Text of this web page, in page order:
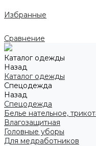
Избранные
Сравнение
Каталог одежды
Назад
Каталог одежды
Спецодежда
Назад
Спецодежда
Белье нательное,
Влагозащитная
Головные уборы
Для медработников